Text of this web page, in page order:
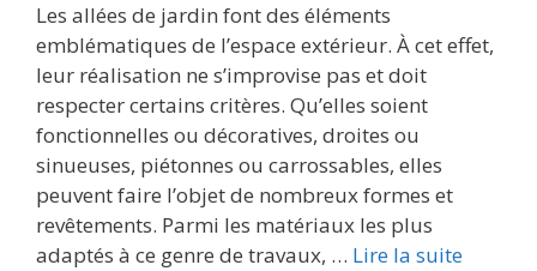
Les allées de jardin font des éléments
emblématiques de l’espace extérieur. À cet effet,
leur réalisation ne s’improvise pas et doit
respecter certains critères. Qu’elles soient
fonctionnelles ou décoratives, droites ou
sinueuses, piétonnes ou carrossables, elles
peuvent faire l’objet de nombreux formes et
revêtements. Parmi les matériaux les plus
adaptés à ce genre de travaux, … Lire la suite